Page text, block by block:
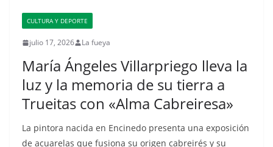
CULTURA Y DEPORTE
julio 17, 2026 La fueya
María Ángeles Villarpriego lleva la
luz y la memoria de su tierra a
Trueitas con «Alma Cabreiresa»
La pintora nacida en Encinedo presenta una exposición
de acuarelas que fusiona su origen cabreirés y su